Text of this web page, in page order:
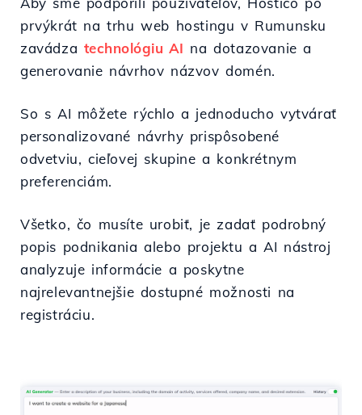
prvýkrát na trhu web hostingu v Rumunsku
zavádza technológiu AI na dotazovanie a
generovanie návrhov názvov domén.
So s AI môžete rýchlo a jednoducho vytvárať
personalizované návrhy prispôsobené
odvetviu, cieľovej skupine a konkrétnym
preferenciám.
Všetko, čo musíte urobiť, je zadať podrobný
popis podnikania alebo projektu a AI nástroj
analyzuje informácie a poskytne
najrelevantnejšie dostupné možnosti na
registráciu.